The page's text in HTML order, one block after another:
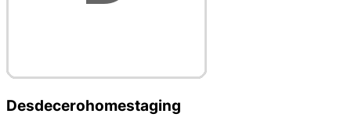
Desdecerohomestaging